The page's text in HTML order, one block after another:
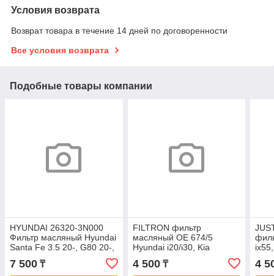
Условия возврата
Возврат товара в течение 14 дней по договоренности
Все условия возврата
Подобные товары компании
HYUNDAI 26320-3N000
Фильтр масляный Hyundai
Santa Fe 3.5 20-, G80 20-,
GV80 20-, Kia Sorento 20-,
Carnival 3.5
7 500 ₸
FILTRON фильтр
масляный OE 674/5
Hyundai i20/i30, Kia
OE0073
4 500₸ 4